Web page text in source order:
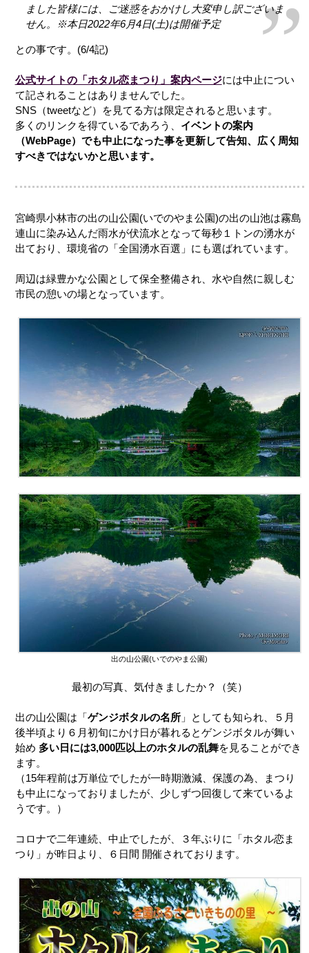
ました皆様には、ご迷惑をおかけし大変申し訳ございま
せん。※本日2022年6月4日(土)は開催予定
との事です。(6/4記)
公式サイトの「ホタル恋まつり」案内ページには中止につい
て記されることはありませんでした。
SNS（tweetなど）を見てる方は限定されると思います。
多くのリンクを得ているであろう、 イベントの案内
（WebPage）でも中止になった事を更新して告知、広く周知
すべきではないかと思います。
宮崎県小林市の出の山公園(いでのやま公園)の出の山池は霧島
連山に染み込んだ雨水が伏流水となって毎秒１トンの湧水が
出ており、環境省の「全国湧水百選」にも選ばれています。
周辺は緑豊かな公園として保全整備され、水や自然に親しむ
市民の憩いの場となっています。
出の山公園(いでのやま公園)
最初の写真、気付きましたか？（笑）
出の山公園は「 ゲンジボタルの名所」としても知られ、５月
後半頃より６月初旬にかけ日が暮れるとゲンジボタルが舞い
始め 多い日には3,000匹以上のホタルの乱舞を見ることができ
ます。
（15年程前は万単位でしたが一時期激減、保護の為、まつり
も中止になっておりましたが、少しずつ回復して来ているよ
うです。）
コロナで二年連続、中止でしたが、３年ぶりに「ホタル恋ま
つり」が昨日より、６日間 開催されております。